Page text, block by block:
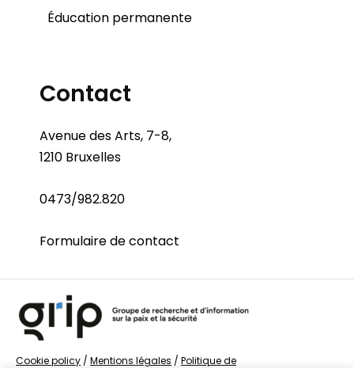
Éducation permanente
Contact
Avenue des Arts, 7-8,
1210 Bruxelles
0473/982.820
Formulaire de contact
Cookie policy / Mentions légales / Politique de